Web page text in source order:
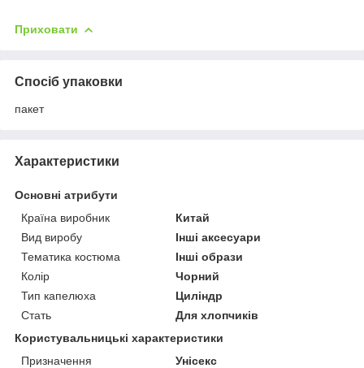
Приховати
Спосіб упаковки
пакет
Характеристики
Основні атрибути
Країна виробник
Китай
Вид виробу
Інші аксесуари
Тематика костюма
Інші образи
Колір
Чорний
Тип капелюха
Циліндр
Стать
Для хлопчиків
Користувальницькі характеристики
Призначення
Унісекс